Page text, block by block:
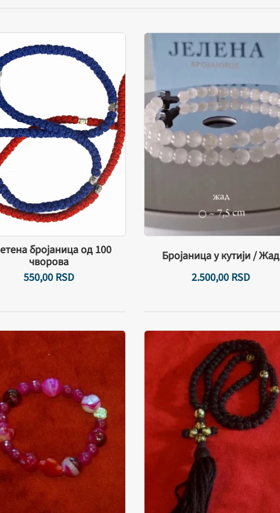
бројаница од 100
чворова
550,00 RSD
Бројаница у кутији / Жад
2.500,00 RSD